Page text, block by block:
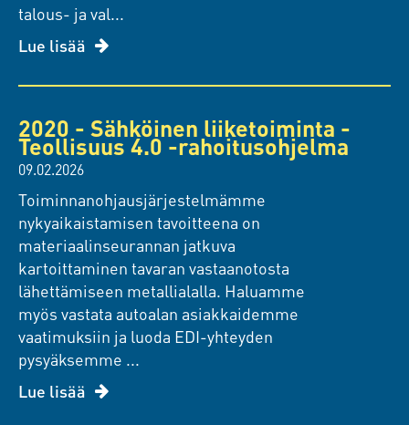
talous- ja val...
Lue lisää
2020 - Sähköinen liiketoiminta -
Teollisuus 4.0 -rahoitusohjelma
09.02.2026
Toiminnanohjausjärjestelmämme
nykyaikaistamisen tavoitteena on
materiaalinseurannan jatkuva
kartoittaminen tavaran vastaanotosta
lähettämiseen metallialalla. Haluamme
myös vastata autoalan asiakkaidemme
vaatimuksiin ja luoda EDI-yhteyden
pysyäksemme ...
Lue lisää